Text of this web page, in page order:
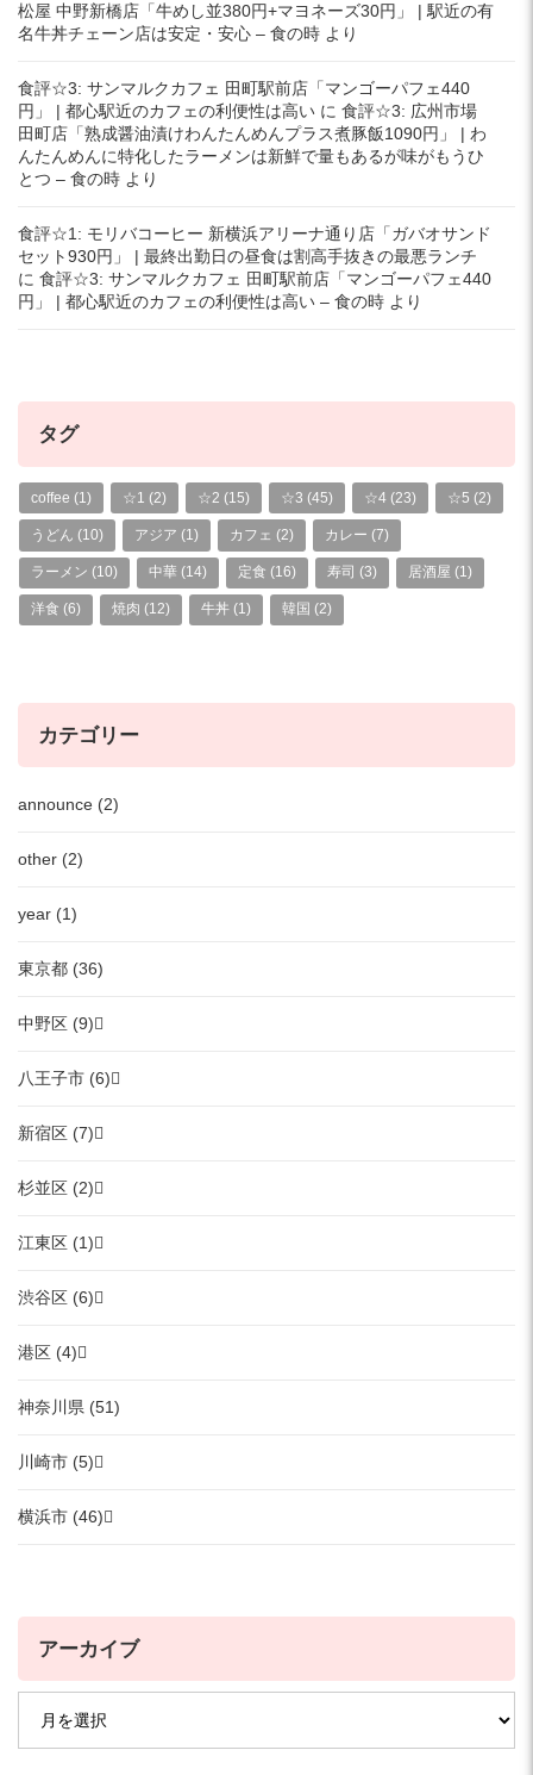
松屋 中野新橋店「牛めし並380円+マヨネーズ30円」 | 駅近の有
名牛丼チェーン店は安定・安心 – 食の時 より
食評☆3: サンマルクカフェ 田町駅前店「マンゴーパフェ440
円」 | 都心駅近のカフェの利便性は高い に 食評☆3: 広州市場
田町店「熟成醤油漬けわんたんめんプラス煮豚飯1090円」 | わ
んたんめんに特化したラーメンは新鮮で量もあるが味がもうひ
とつ – 食の時 より
食評☆1: モリバコーヒー 新横浜アリーナ通り店「ガバオサンド
セット930円」 | 最終出勤日の昼食は割高手抜きの最悪ランチ
に 食評☆3: サンマルクカフェ 田町駅前店「マンゴーパフェ440
円」 | 都心駅近のカフェの利便性は高い – 食の時 より
タグ
coffee (1) ☆1 (2) ☆2 (15) ☆3 (45) ☆4 (23) ☆5 (2)
うどん (10) アジア (1) カフェ (2) カレー (7)
ラーメン (10) 中華 (14) 定食 (16) 寿司 (3) 居酒屋 (1)
洋食 (6) 焼肉 (12) 牛丼 (1) 韓国 (2)
カテゴリー
announce (2)
other (2)
year (1)
東京都 (36)
中野区 (9)
八王子市 (6)
新宿区 (7)
杉並区 (2)
江東区 (1)
渋谷区 (6)
港区 (4)
神奈川県 (51)
川崎市 (5)
横浜市 (46)
アーカイブ
カ